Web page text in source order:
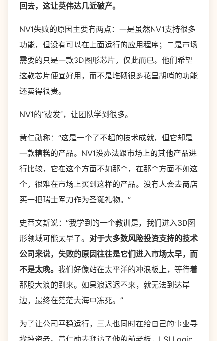
回去，这让英伟达几近破产。
NV1失败的原因主要有两点：一是虽然NV1支持很多
功能，但没有可以在上面运行的应用程序；二是市场
需要的只是一款3D图形芯片，仅此而已。他们希望
这款芯片便宜好用，而不是堆砌很多花里胡哨的功能
还卖得很贵。
NV1的“破发”，让团队学到很多。
黄仁勋称：“这是一个了不起的技术成就，但它却是
一款糟糕的产品。NV1没办法跟市场上的其他产品进
行比较，它在这个方面不如那个，在那个方面不如这
个，很难在市场上买到这样的产品。没有人会去商店
买一把瑞士军刀作为圣诞礼物。”
史蒂文斯说：“我学到的一个教训是，我们进入3D图
形领域可能太早了。 对于大多数风险投资支持的技术
公司来说，失败的原因往往是它们进入市场太早，而
不是太晚。 我们好像站在太平洋的冲浪板上，等待着
那股大浪的到来。如果浪迟迟不来，就无法到达岸
边，最终在茫茫大海中冻死。”
为了让公司平稳运行，三人也同时在给自己的事业寻
找投资者。黄仁勋去拜访了他的前老板，LSI Logic